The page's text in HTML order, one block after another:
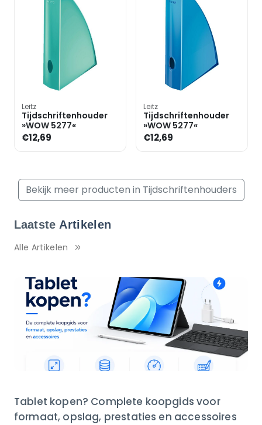
Leitz
Tijdschriftenhouder
»WOW 5277«
€12,69
Leitz
Tijdschriftenhouder
»WOW 5277«
€12,69
Bekijk meer producten in Tijdschriftenhouders
Laatste Artikelen
Alle Artikelen
Tablet kopen? Complete koopgids voor
formaat, opslag, prestaties en accessoires